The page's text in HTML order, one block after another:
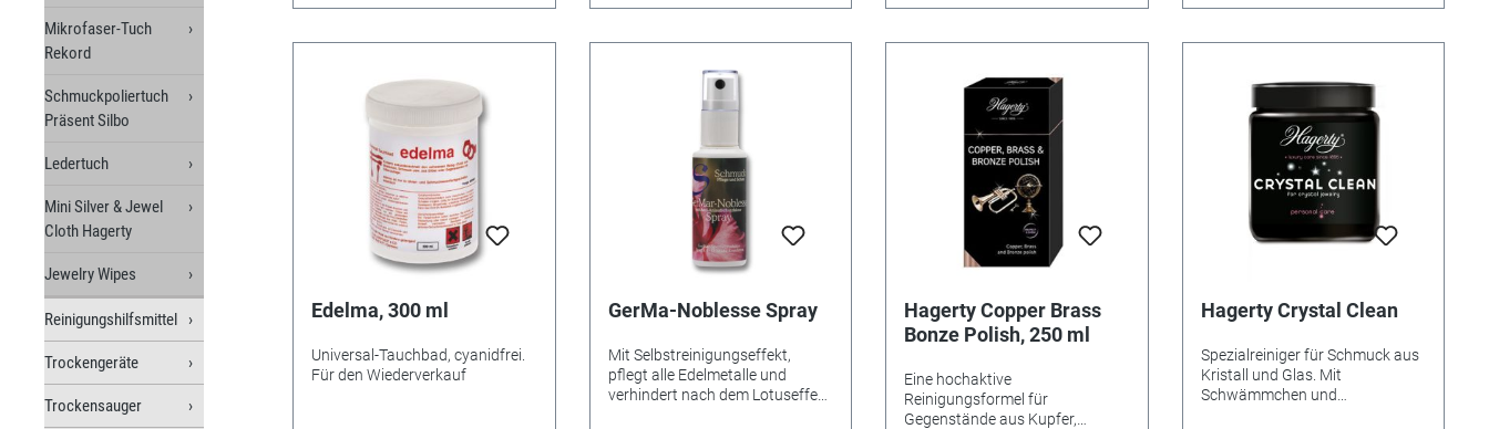
Mikrofaser-Tuch
Rekord
Schmuckpoliertuch
Präsent Silbo
Ledertuch
Mini Silver & Jewel
Cloth Hagerty
Jewelry Wipes
Reinigungshilfsmittel
Trockengeräte
Trockensauger
Schmuck seinen Glanz behält.
Maße: ca. 7,6 x 9cm • Für alle
Arten von Gold und Silber.
Edelsteine, Modeschmuck und
Uhren • Reinigt und poliert • Anti-
Anlaufschutz • Kompaktes Etui •
Trocken und wiederverwendbar.
• Packung enthält 25 Tücher
Edelma, 300 ml
Universal-Tauchbad, cyanidfrei.
Für den Wiederverkauf
GerMa-Noblesse Spray
Mit Selbstreinigungseffekt,
pflegt alle Edelmetalle und
verhindert nach dem Lotuseffekt
Hagerty Copper Brass
Bonze Polish, 250 ml
Eine hochaktive
Reinigungsformel für
Gegenstände aus Kupfer,
Hagerty Crystal Clean
Spezialreiniger für Schmuck aus
Kristall und Glas. Mit
Schwämmchen und